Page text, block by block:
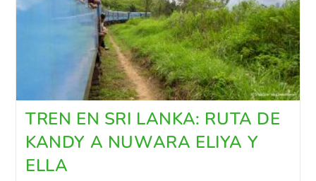
TREN EN SRI LANKA: RUTA DE
KANDY A NUWARA ELIYA Y
ELLA